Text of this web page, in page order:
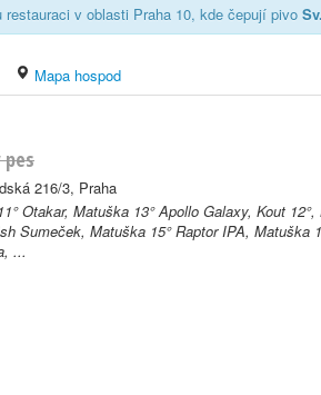
restauraci v oblasti Praha 10, kde čepují pivo
Mapa hospod
pes
216/3, Praha
Otakar, Matuška 13° Apollo Galaxy, Kout 12°,
Sumeček, Matuška 15° Raptor IPA, Matuška
...